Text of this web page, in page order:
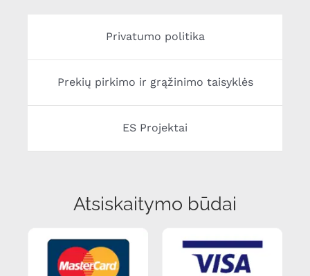
Privatumo politika
Prekių pirkimo ir grąžinimo taisyklės
ES Projektai
Atsiskaitymo būdai